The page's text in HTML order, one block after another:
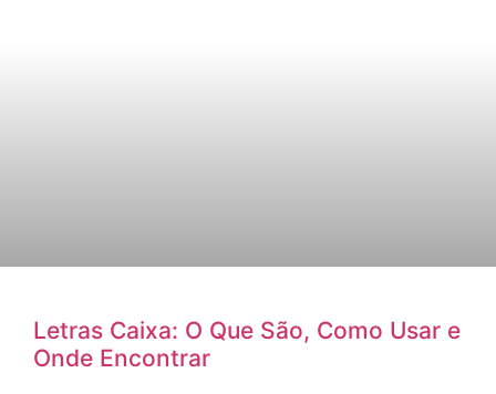
Letras Caixa: O Que São, Como Usar e
Onde Encontrar